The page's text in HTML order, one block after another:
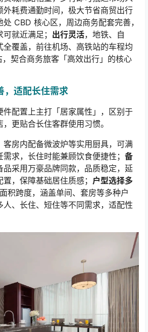
外耗费通勤时间，极大节省商贸出行
处 CBD 核心区，周边商务配套完善，
就近满足； 出行灵活，地铁、自
全覆盖，前往机场、高铁站的车程均
，契合商务旅客「高效出行」的核心
，适配长住需求
件配置上主打「居家属性」，区别于
更贴合长住客群使用习惯。
客房内配备微波炉等实用厨具，可满
求，长住时能兼顾饮食便捷性； 备
品采用万豪品牌同款，品质稳定，延
，保障基础居住质感； 户型选择多
积跨度，涵盖单间、套房等多种户
人、长住、短住等不同需求，适配性